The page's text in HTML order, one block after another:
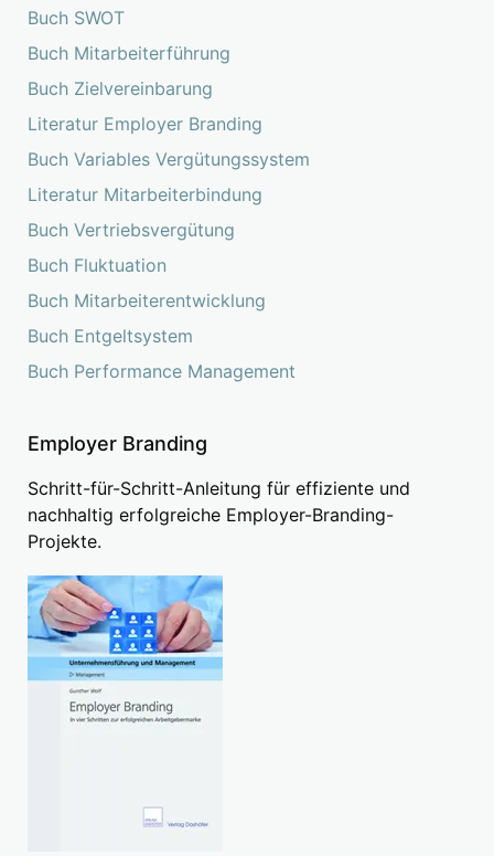
Buch SWOT
Buch Mitarbeiterführung
Buch Zielvereinbarung
Literatur Employer Branding
Buch Variables Vergütungssystem
Literatur Mitarbeiterbindung
Buch Vertriebsvergütung
Buch Fluktuation
Buch Mitarbeiterentwicklung
Buch Entgeltsystem
Buch Performance Management
Employer Branding
Schritt-für-Schritt-Anleitung für effiziente und
nachhaltig erfolgreiche Employer-Branding-
Projekte.